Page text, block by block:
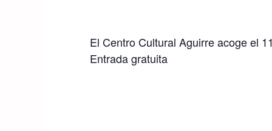
El Centro Cultural Aguirre acoge el
Entrada gratuita